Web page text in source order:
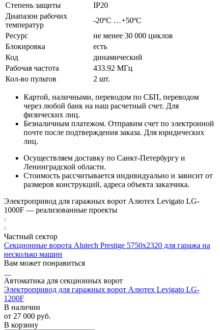
Степень защиты
IP20
Диапазон рабочих
температур
-20ºС …+50ºС
Ресурс
не менее 30 000 циклов
Блокировка
есть
Код
динамический
Рабочая частота
433.92 МГц
Кол-во пультов
2 шт.
Картой, наличными, переводом по СБП, переводом
через любой банк на наш расчетный счет. Для
физических лиц.
Безналичным платежом. Отправим счет по электронной
почте после подтверждения заказа. Для юридических
лиц.
Осуществляем доставку по Санкт-Петербургу и
Ленинградской области.
Стоимость рассчитывается индивидуально и зависит от
размеров конструкций, адреса объекта заказчика.
Электропривод для гаражных ворот Алютех Levigato LG-
1000F — реализованные проекты
Частный сектор
Секционные ворота Alutech Prestige 5750х2320 для гаража на
несколько машин
Вам может понравиться
Автоматика для секционных ворот
Электропривод для гаражных ворот Алютех Levigato LG-
1200F
В наличии
от 27 000 руб.
В корзину